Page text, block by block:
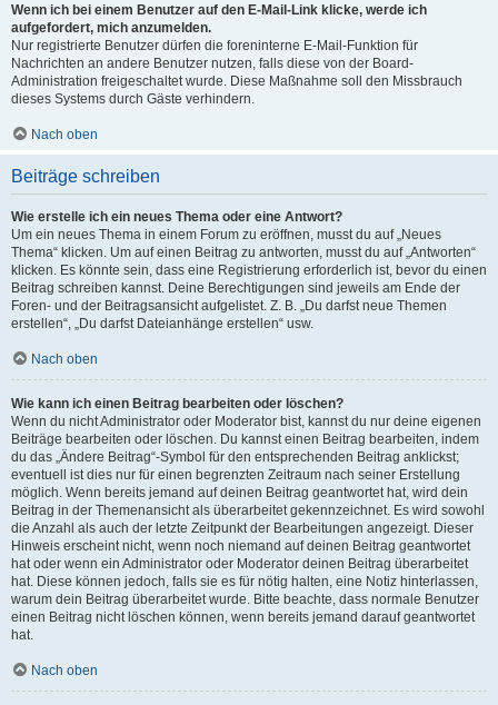
Wenn ich bei einem Benutzer auf den E-Mail-Link klicke, werde ich
aufgefordert, mich anzumelden.
Nur registrierte Benutzer dürfen die foreninterne E-Mail-Funktion für
Nachrichten an andere Benutzer nutzen, falls diese von der Board-
Administration freigeschaltet wurde. Diese Maßnahme soll den Missbrauch
dieses Systems durch Gäste verhindern.
Nach oben
Beiträge schreiben
Wie erstelle ich ein neues Thema oder eine Antwort?
Um ein neues Thema in einem Forum zu eröffnen, musst du auf „Neues
Thema“ klicken. Um auf einen Beitrag zu antworten, musst du auf „Antworten“
klicken. Es könnte sein, dass eine Registrierung erforderlich ist, bevor du einen
Beitrag schreiben kannst. Deine Berechtigungen sind jeweils am Ende der
Foren- und der Beitragsansicht aufgelistet. Z. B. „Du darfst neue Themen
erstellen“, „Du darfst Dateianhänge erstellen“ usw.
Nach oben
Wie kann ich einen Beitrag bearbeiten oder löschen?
Wenn du nicht Administrator oder Moderator bist, kannst du nur deine eigenen
Beiträge bearbeiten oder löschen. Du kannst einen Beitrag bearbeiten, indem
du das „Ändere Beitrag“-Symbol für den entsprechenden Beitrag anklickst;
eventuell ist dies nur für einen begrenzten Zeitraum nach seiner Erstellung
möglich. Wenn bereits jemand auf deinen Beitrag geantwortet hat, wird dein
Beitrag in der Themenansicht als überarbeitet gekennzeichnet. Es wird sowohl
die Anzahl als auch der letzte Zeitpunkt der Bearbeitungen angezeigt. Dieser
Hinweis erscheint nicht, wenn noch niemand auf deinen Beitrag geantwortet
hat oder wenn ein Administrator oder Moderator deinen Beitrag überarbeitet
hat. Diese können jedoch, falls sie es für nötig halten, eine Notiz hinterlassen,
warum dein Beitrag überarbeitet wurde. Bitte beachte, dass normale Benutzer
einen Beitrag nicht löschen können, wenn bereits jemand darauf geantwortet
hat.
Nach oben